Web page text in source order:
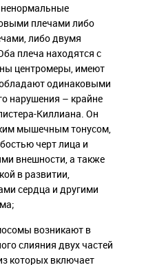
плечами либо
либо двумя
плеча находятся с
центромеры, имеют
одинаковыми
нарушения – крайне
Киллиана. Он
мышечным тонусом,
черт лица и
внешности, а также
в развитии,
сердца и другими
возникают в
слияния двух частей
которых включает